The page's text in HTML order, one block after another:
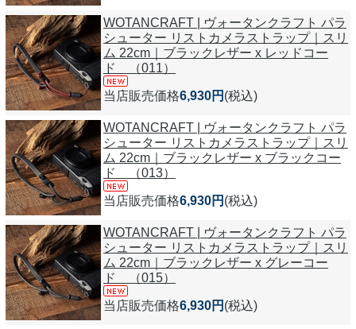
WOTANCRAFT | ヴォータンクラフト パラ
シューター リストカメラストラップ｜スリ
ム 22cm｜ブラックレザー x レッドコー
ド （011）
当店販売価格6,930円 (税込)
WOTANCRAFT | ヴォータンクラフト パラ
シューター リストカメラストラップ｜スリ
ム 22cm｜ブラックレザー x ブラックコー
ド （013）
当店販売価格6,930円 (税込)
WOTANCRAFT | ヴォータンクラフト パラ
シューター リストカメラストラップ｜スリ
ム 22cm｜ブラックレザー x グレーコー
ド （015）
当店販売価格6,930円 (税込)